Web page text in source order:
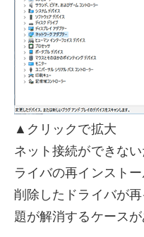
▲クリックで拡大
ネット接続ができな
ライバの再インスト
削除したドライバが
題が解消するケースが